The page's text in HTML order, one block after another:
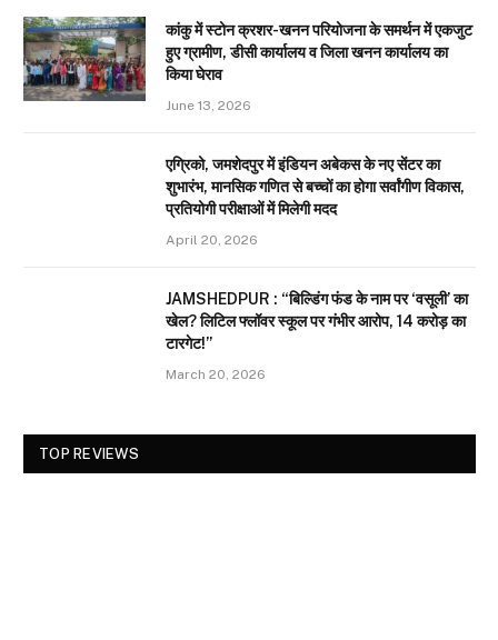
कांकु में स्टोन क्रशर-खनन परियोजना के समर्थन में एकजुट
हुए ग्रामीण, डीसी कार्यालय व जिला खनन कार्यालय का
किया घेराव
June 13, 2026
एग्रिको, जमशेदपुर में इंडियन अबेकस के नए सेंटर का
शुभारंभ, मानसिक गणित से बच्चों का होगा सर्वांगीण विकास,
प्रतियोगी परीक्षाओं में मिलेगी मदद
April 20, 2026
JAMSHEDPUR : “बिल्डिंग फंड के नाम पर ‘वसूली’ का
खेल? लिटिल फ्लॉवर स्कूल पर गंभीर आरोप, 14 करोड़ का
टारगेट!”
March 20, 2026
TOP REVIEWS